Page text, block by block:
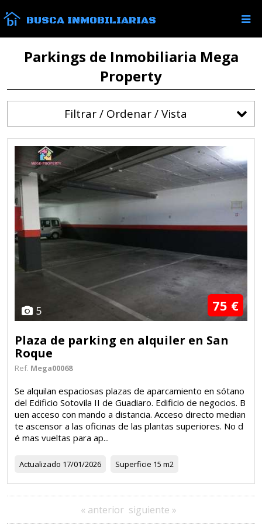
BUSCA INMOBILIARIAS
Parkings de Inmobiliaria Mega
Property
Filtrar / Ordenar / Vista
5 75 €
Plaza de parking en alquiler en San
Roque
Ref. Mega00068
Se alquilan espaciosas plazas de aparcamiento en sótano
del Edificio Sotovila II de Guadiaro. Edificio de negocios. B
uen acceso con mando a distancia. Acceso directo median
te ascensor a las oficinas de las plantas superiores. No d
é mas vueltas para ap...
Actualizado 17/01/2026 Superficie 15 m2
« anterior siguiente »